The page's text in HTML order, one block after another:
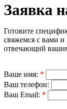
Заявка
Готовите
свяжемся с вами и
отвечающий
Ваше имя: *
Ваш телефон:
Ваш Email: *